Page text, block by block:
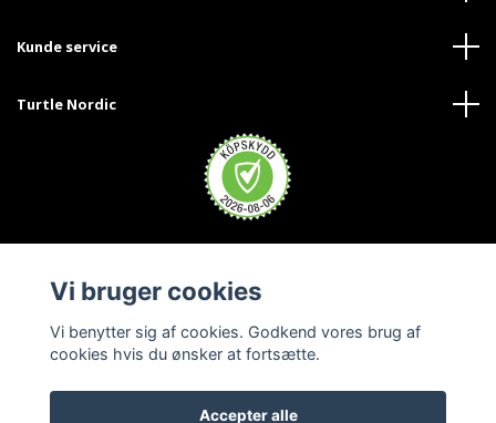
Kunde service
Turtle Nordic
Vi bruger cookies
Vi benytter sig af cookies. Godkend vores brug af
cookies hvis du ønsker at fortsætte.
Accepter alle